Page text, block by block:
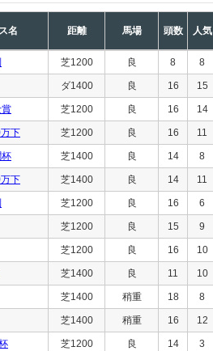
名 距離 馬場 頭数 人気
芝1200 良 8 8
ダ1400 良 16 15
芝1200 良 16 14
下 芝1200 良 16 11
芝1400 良 14 8
下 芝1400 良 14 11
芝1200 良 16 6
芝1200 良 15 9
芝1200 良 16 10
芝1400 良 11 10
芝1400 稍重 18 8
芝1400 稍重 16 12
芝1200 良 14 3